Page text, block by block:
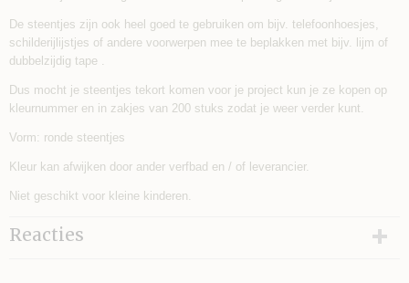
De steentjes zijn ook heel goed te gebruiken om bijv. telefoonhoesjes,
schilderijlijstjes of andere voorwerpen mee te beplakken met bijv. lijm of
dubbelzijdig tape .
Dus mocht je steentjes tekort komen voor je project kun je ze kopen op
kleurnummer en in zakjes van 200 stuks zodat je weer verder kunt.
Vorm: ronde steentjes
Kleur kan afwijken door ander verfbad en / of leverancier.
Niet geschikt voor kleine kinderen.
Reacties